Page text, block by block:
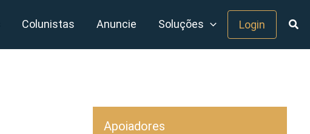
Colunistas Anuncie Soluções Login
Apoiadores